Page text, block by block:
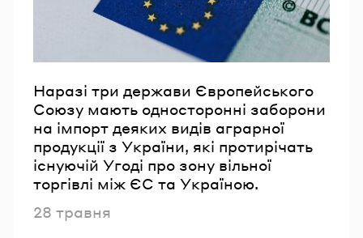
Наразі три держави Європейського
Союзу мають односторонні заборони
на імпорт деяких видів аграрної
продукції з України, які протирічать
існуючій Угоді про зону вільної
торгівлі між ЄС та Україною.
Опубліковано
28 травня
Забули пароль?
УВІЙТИ